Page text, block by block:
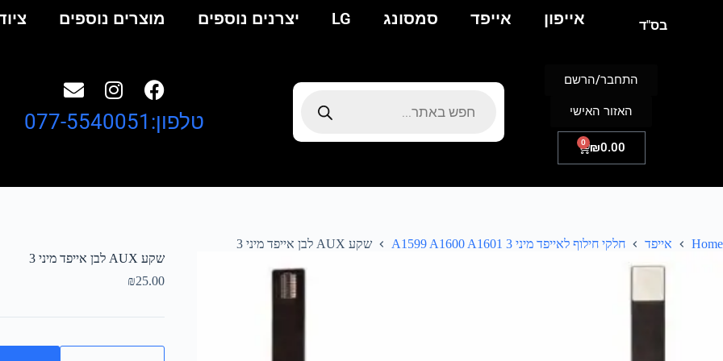
אייפון אייפד סמסונג LG יצרנים נוספים מוצרים נוספים בס"ד
₪0.00
0
התחבר/הרשם
האזור האישי טלפון:077-5540051
Home אייפד חלקי חילוף לאייפד מיני 3 A1599 A1600 A1601
שקע AUX לבן אייפד מיני 3
שקע AUX לבן אייפד מיני 3
₪25.00